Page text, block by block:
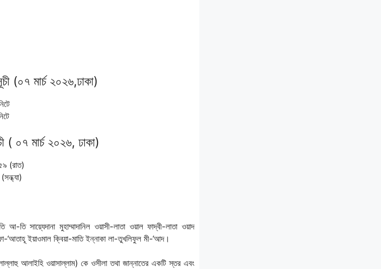
(০৭ মার্চ ২০২৬,ঢাকা)
০৭ মার্চ ২০২৬, ঢাকা)
(রাত)
আ-তি সায়্যেদানা মুহাম্মাদানিল ওয়াসী-লাতা ওয়াল ফাদ্বী-লাতা ওয়াদ
‘আতাহূ ইয়াওমাল ক্বিয়া-মাতি ইন্নাকা লা-তুখলিফুল মী-‘আদ।
আলাইহি ওয়াসাল্লাম) কে ওসীলা তথা জান্নাতের একটি স্তর এবং